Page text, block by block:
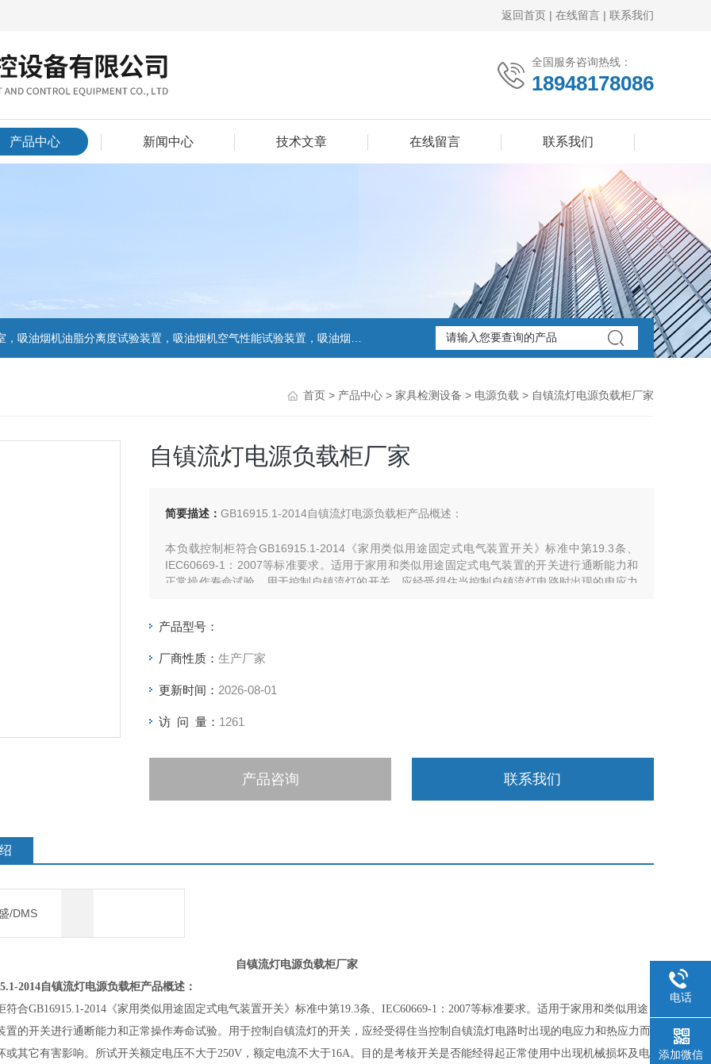
返回首页 | 在线留言 | 联系我们
全国服务咨询热线：
18948178086
产品中心 新闻中心 技术文章 在线留言 联系我们
，吸油烟机气味降低度试验装置，电池挤压试验机，电池短路试验机,电池重物冲击试验机,电池自由跌落试验机,电池燃烧试验机,电池洗涤试验机,电池挤压试验机
首页 > 产品中心 > 家具检测设备 > 电源负载 > 自镇流灯电源负载柜厂家
自镇流灯电源负载柜厂家
简要描述： GB16915.1-2014自镇流灯电源负载柜产品概述：
本负载控制柜符合GB16915.1-2014《家用类似用途固定式电气装置开关》标准中第19.3条、
IEC60669-1：2007等标准要求。适用于家用和类似用途固定式电气装置的开关进行通断能力和
正常操作寿命试验。用于控制自镇流灯的开关，应经受得住当控制自镇流灯电路时出现的电应力
产品型号：
厂商性质： 生产厂家
更新时间： 2026-08-01
访 问 量： 1261
产品咨询 联系我们
/DMS
自镇流灯电源负载柜厂家
2014自镇流灯电源负载柜产品概述：
符合GB16915.1-2014《家用类似用途固定式电气装置开关》标准中第19.3条、 IEC60669-1：2007等标准要求。适用于家用和类似用途
置的开关进行通断能力和正常操作寿命试验。用于控制自镇流灯的开关，应经受得住当控制自镇流灯电路时出现的电应力和热应力而
或其它有害影响。所试开关额定电压不大于250V，额定电流不大于16A。目的是考核开关是否能经得起正常使用中出现机械损坏及电
电话
添加微信